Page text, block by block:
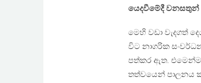
යෙදවීමේදී වනසතුන්
මෙහි වඩා වැදගත්
විට නාගරික
පත්කර ඇත. එමෙන්ම
තත්වයෙන් පාලනය